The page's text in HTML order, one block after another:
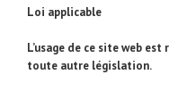
Loi applicable
L’usage de ce site web
toute autre législation.